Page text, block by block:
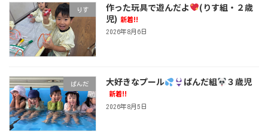
りす 作った玩具で遊んだよ
(りす組・２歳
児) 新着!!
2026年8月6日
ぱんだ 大好きなプール ぱんだ組 ３歳児
新着!!
2026年8月5日